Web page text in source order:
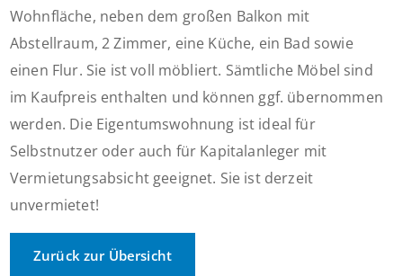
Wohnfläche, neben dem großen Balkon mit
Abstellraum, 2 Zimmer, eine Küche, ein Bad sowie
einen Flur. Sie ist voll möbliert. Sämtliche Möbel sind
im Kaufpreis enthalten und können ggf. übernommen
werden. Die Eigentumswohnung ist ideal für
Selbstnutzer oder auch für Kapitalanleger mit
Vermietungsabsicht geeignet. Sie ist derzeit
unvermietet!
Zurück zur Übersicht